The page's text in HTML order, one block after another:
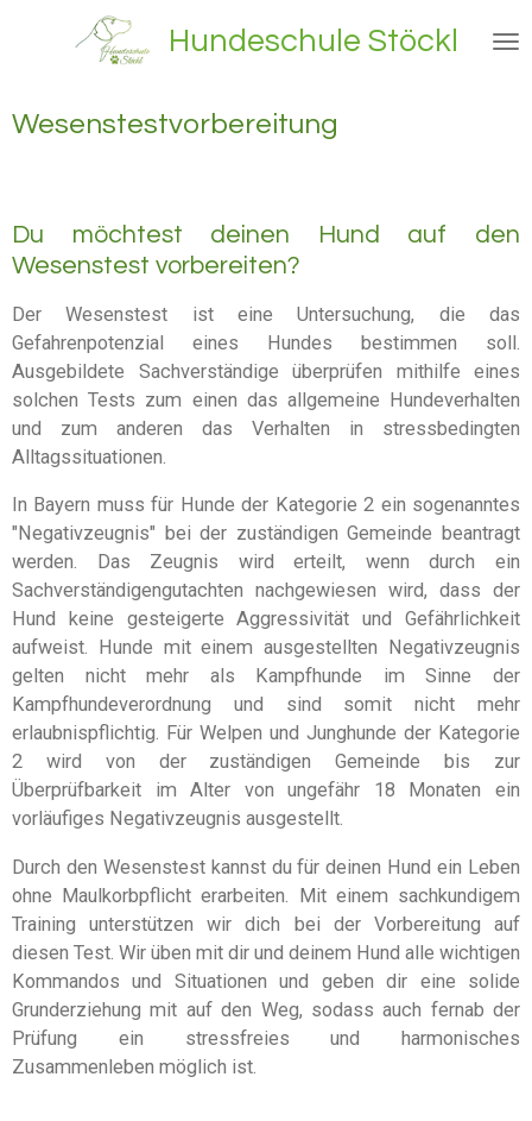
Hauptinhalt
Hundeschule Stöckl
Wesenstestvorbereitung
Du möchtest deinen Hund auf den
Wesenstest vorbereiten?
Der Wesenstest ist eine Untersuchung, die das
Gefahrenpotenzial eines Hundes bestimmen soll.
Ausgebildete Sachverständige überprüfen mithilfe eines
solchen Tests zum einen das allgemeine Hundeverhalten
und zum anderen das Verhalten in stressbedingten
Alltagssituationen.
In Bayern muss für Hunde der Kategorie 2 ein sogenanntes
"Negativzeugnis" bei der zuständigen Gemeinde beantragt
werden. Das Zeugnis wird erteilt, wenn durch ein
Sachverständigengutachten nachgewiesen wird, dass der
Hund keine gesteigerte Aggressivität und Gefährlichkeit
aufweist. Hunde mit einem ausgestellten Negativzeugnis
gelten nicht mehr als Kampfhunde im Sinne der
Kampfhundeverordnung und sind somit nicht mehr
erlaubnispflichtig. Für Welpen und Junghunde der Kategorie
2 wird von der zuständigen Gemeinde bis zur
Überprüfbarkeit im Alter von ungefähr 18 Monaten ein
vorläufiges Negativzeugnis ausgestellt.
Durch den Wesenstest kannst du für deinen Hund ein Leben
ohne Maulkorbpflicht erarbeiten. Mit einem sachkundigem
Training unterstützen wir dich bei der Vorbereitung auf
diesen Test. Wir üben mit dir und deinem Hund alle wichtigen
Kommandos und Situationen und geben dir eine solide
Grunderziehung mit auf den Weg, sodass auch fernab der
Prüfung ein stressfreies und harmonisches
Zusammenleben möglich ist.